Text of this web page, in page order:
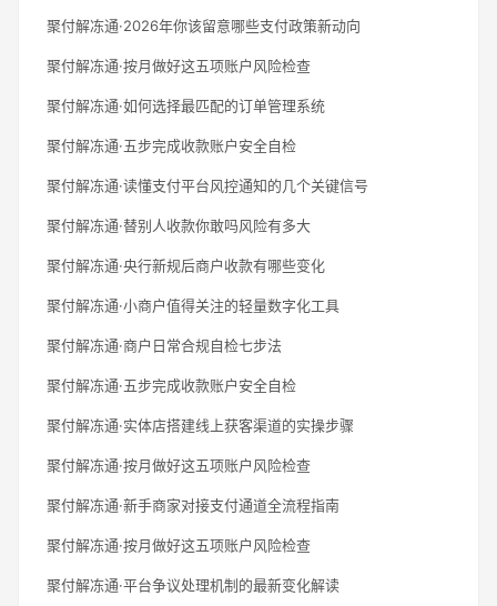
聚付解冻通·2026年你该留意哪些支付政策新动向
聚付解冻通·按月做好这五项账户风险检查
聚付解冻通·如何选择最匹配的订单管理系统
聚付解冻通·五步完成收款账户安全自检
聚付解冻通·读懂支付平台风控通知的几个关键信号
聚付解冻通·替别人收款你敢吗风险有多大
聚付解冻通·央行新规后商户收款有哪些变化
聚付解冻通·小商户值得关注的轻量数字化工具
聚付解冻通·商户日常合规自检七步法
聚付解冻通·五步完成收款账户安全自检
聚付解冻通·实体店搭建线上获客渠道的实操步骤
聚付解冻通·按月做好这五项账户风险检查
聚付解冻通·新手商家对接支付通道全流程指南
聚付解冻通·按月做好这五项账户风险检查
聚付解冻通·平台争议处理机制的最新变化解读